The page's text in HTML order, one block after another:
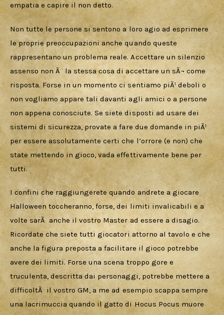
empatia e capire il non detto.
Non tutte le persone si sentono a loro agio ad esprimere
le proprie preoccupazioni anche quando queste
rappresentano un problema reale. Accettare un silenzio
assenso non Ã¨ la stessa cosa di accettare un sÃ¬ come
risposta. Forse in un momento ci sentiamo piÃ¹ deboli o
non vogliamo appare tali davanti agli amici o a persone
non appena conosciute. Se siete disposti ad usare dei
sistemi di sicurezza, provate a fare due domande in piÃ¹
per essere assolutamente certi che l’orrore (e non) che
state mettendo in gioco, vada effettivamente bene per
tutti.
I confini che raggiungerete quando andrete a giocare
Halloween toccheranno, forse, dei limiti invalicabili e a
volte sarÃ  anche il vostro Master ad essere a disagio.
Ricordate che siete tutti giocatori attorno al tavolo e che
anche la figura preposta a facilitare il gioco potrebbe
avere dei limiti. Forse una scena troppo gore e
truculenta, descritta dai personaggi, potrebbe mettere a
difficoltÃ  il vostro GM, a me ad esempio scappa sempre
una lacrimuccia quando il gatto di Hocus Pocus muore